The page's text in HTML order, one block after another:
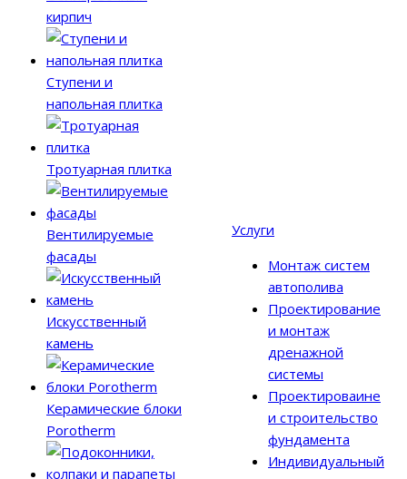
кирпич
Ступени и
напольная плитка
Тротуарная плитка
Вентилируемые
фасады
Искусственный
камень
Керамические блоки
Porotherm
Услуги
Монтаж систем
автополива
Проектирование
и монтаж
дренажной
системы
Проектироваине
и строительство
фундамента
Индивидуальный